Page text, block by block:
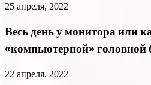
25 апреля, 2022
Весь день у монитора или
«компьютерной» головной
22 апреля, 2022